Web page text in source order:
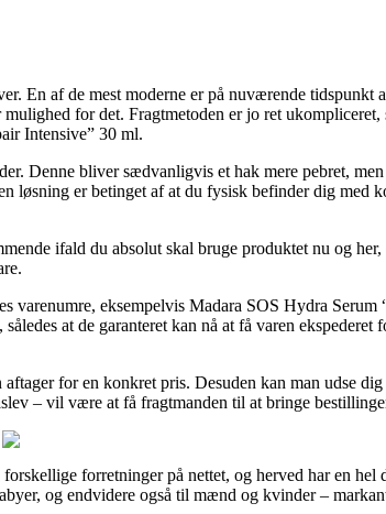
En af de mest moderne er på nuværende tidspunkt
for det. Fragtmetoden er jo ret ukompliceret,
Intensive” 30 ml.
Denne bliver sædvanligvis et hak mere pebret,
løsning er betinget af at du fysisk befinder dig med
ifald du absolut skal bruge produktet nu og
eksempelvis Madara SOS Hydra Serum
at de garanteret kan nå at få varen ekspederet
for en konkret pris. Desuden kan man udse
– vil være at få fragtmanden til at bringe
forretninger på nettet, og herved har en hel
og endvidere også til mænd og kvinder –